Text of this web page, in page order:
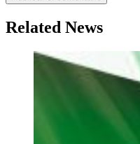
Related News